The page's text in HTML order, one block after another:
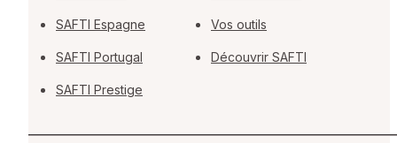
SAFTI Espagne
SAFTI Portugal
SAFTI Prestige
Vos outils
Découvrir SAFTI